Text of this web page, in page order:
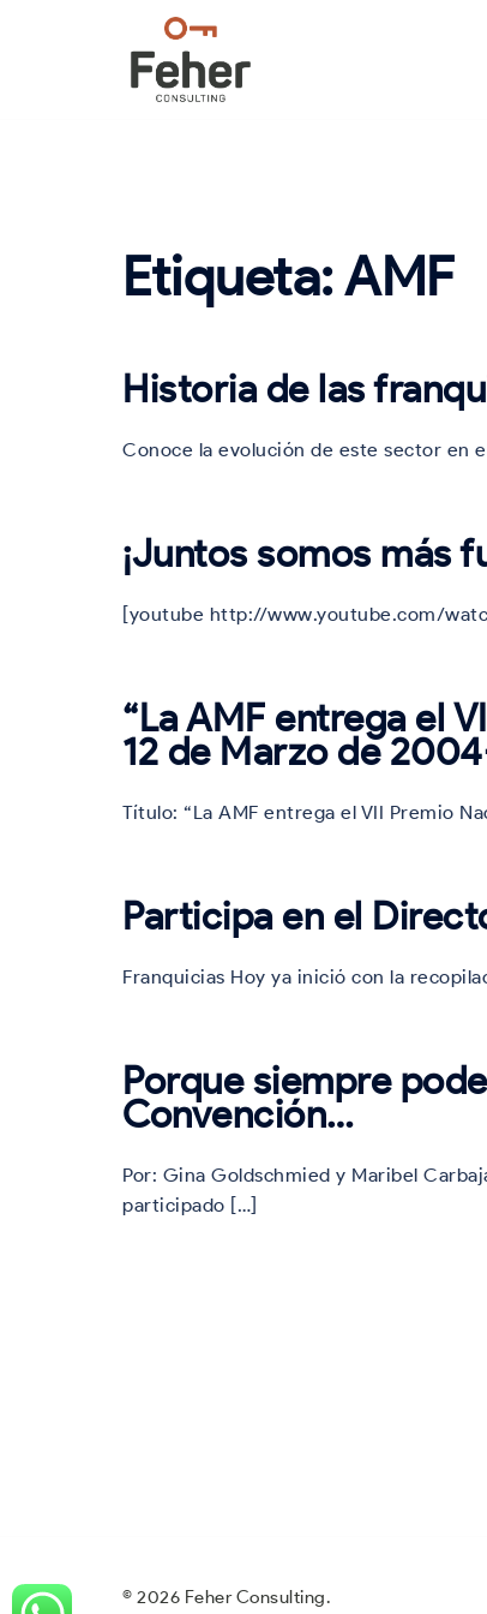
Etiqueta:AMF
Historia de las
Conoce la evolución de este sector en
¡Juntos somos más
[youtube http://www.youtube.com/
“La AMF entrega el
12 de Marzo de
Título: “La AMF entrega el VII Premio
Participa en el
Franquicias Hoy ya inició con la
Porque siempre
Convención…
Por: Gina Goldschmied y Maribel
participado […]
© 2026 Feher Consulting.